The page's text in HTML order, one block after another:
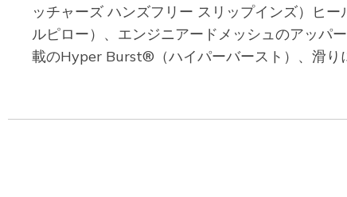
ッチャーズ ハンズフリー スリップインズ）ヒ
ルピロー）、エンジニアードメッシュのアッパ
載のHyper Burst®（ハイパーバースト）、滑り